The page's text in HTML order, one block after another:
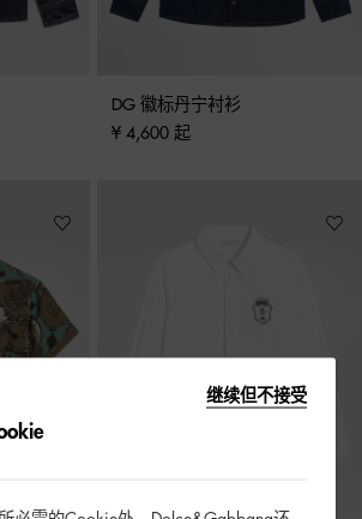
DG 徽标丹宁衬衫
¥ 4,600 起
继续但不接受